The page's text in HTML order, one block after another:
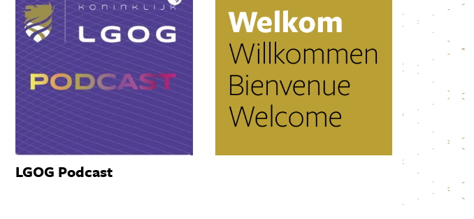
LGOG Podcast